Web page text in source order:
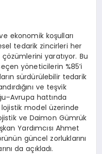
ekonomik koşulları
tedarik zincirleri her
yaratıyor. Bu
yöneticilerin %85’i
sürdürülebilir tedarik
ve teşvik
hattında
model üzerinde
ve Daimon Gümrük
Yardımcısı Ahmet
güncel zorluklarını
da açıkladı.